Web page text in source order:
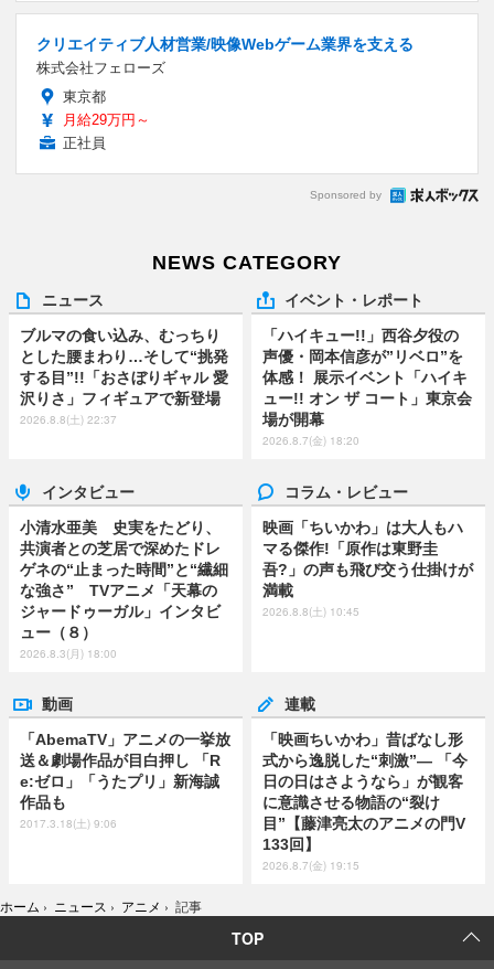
クリエイティブ人材営業/映像Webゲーム業界を支える
株式会社フェローズ
東京都
月給29万円～
正社員
Sponsored by
NEWS CATEGORY
ニュース
ブルマの食い込み、むっちり
とした腰まわり…そして“挑発
する目”!!「おさぼりギャル 愛
沢りさ」フィギュアで新登場
2026.8.8(土) 22:37
イベント・レポート
「ハイキュー!!」西谷夕役の
声優・岡本信彦が”リベロ”を
体感！ 展示イベント「ハイキ
ュー!! オン ザ コート」東京会
場が開幕
2026.8.7(金) 18:20
インタビュー
小清水亜美 史実をたどり、
共演者との芝居で深めたドレ
ゲネの“止まった時間”と“繊細
な強さ” TVアニメ「天幕の
ジャードゥーガル」インタビ
ュー（８）
2026.8.3(月) 18:00
コラム・レビュー
映画「ちいかわ」は大人もハ
マる傑作!「原作は東野圭
吾?」の声も飛び交う仕掛けが
満載
2026.8.8(土) 10:45
動画
「AbemaTV」アニメの一挙放
送＆劇場作品が目白押し 「R
e:ゼロ」「うたプリ」新海誠
作品も
2017.3.18(土) 9:06
連載
「映画ちいかわ」昔ばなし形
式から逸脱した“刺激”― 「今
日の日はさようなら」が観客
に意識させる物語の“裂け
目”【藤津亮太のアニメの門V
133回】
2026.8.7(金) 19:15
ホーム › ニュース › アニメ › 記事
TOP